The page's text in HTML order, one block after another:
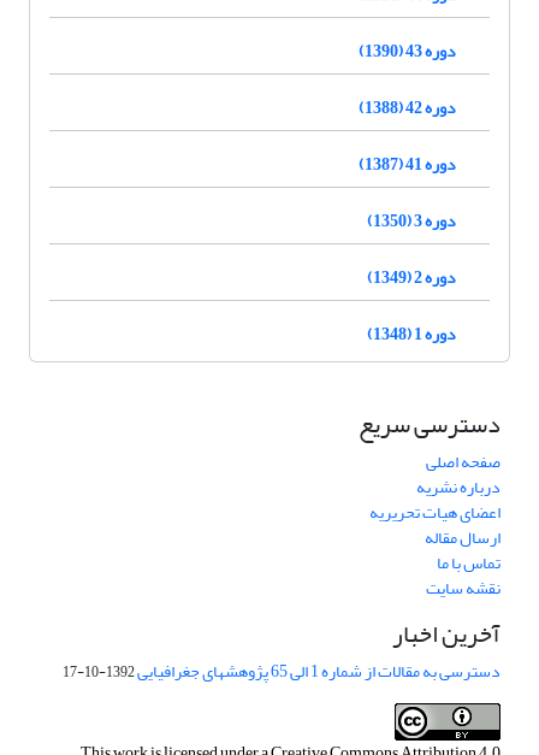
دوره 43 (1390)
دوره 42 (1388)
دوره 41 (1387)
دوره 3 (1350)
دوره 2 (1349)
دوره 1 (1348)
دسترسی سریع
صفحه اصلی
درباره نشریه
اعضای هیات تحریریه
ارسال مقاله
تماس با ما
نقشه سایت
آخرین اخبار
دسترسی به مقالات از شماره 1 الی 65 پژوهشهای جغرافیایی 1392-10-17